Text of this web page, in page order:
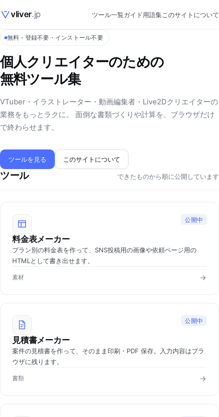
vliver.jp ツール一覧ガイド用語集このサイトについて
無料・登録不要・インストール不要
個人クリエイターのための
無料ツール集
VTuber・イラストレーター・動画編集者・Live2Dクリエイターの
業務をもっとラクに。 面倒な書類づくりや計算を、ブラウザだけ
で終わらせます。
ツールを見る このサイトについて
ツール できたものから順に公開しています
公開中
料金表メーカー
プラン別の料金表を作って、SNS投稿用の画像や依頼ページ用の
HTMLとして書き出せます。
素材
公開中
見積書メーカー
案件の見積書を作って、そのまま印刷・PDF 保存。入力内容はブラ
ウザに残ります。
書類